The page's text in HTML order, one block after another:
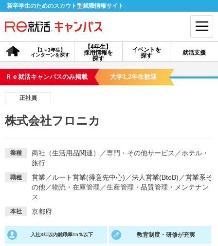
新卒学生のためのスカウト型就職情報サイト
【4年生】
採用情報を
探す
【1～3年生】
インターンを探す
イベントを
探す
就活支援
会員登録 ログイン
会員ID・パスワードを忘れた方はこちら
探す
イベントを探す スカウト お知らせ
就活ノウハウ・サポート
就活支援 就活コラム
Ｒｅ就活キャンパスのみ掲載 大学1,2年生歓迎
正社員
株式会社フロニカ
業種 商社（生活用品関連） ／専門・その他サービス ／ホテル・
旅行
職種 営業／ ルート営業(得意先中心) ／法人営業(BtoB) ／営業系そ
の他／物流・在庫管理 ／生産管理・品質管理・メンテナン
ス
本社 京都府
入社3年以内離職率15％以下 教育制度・研修が充実